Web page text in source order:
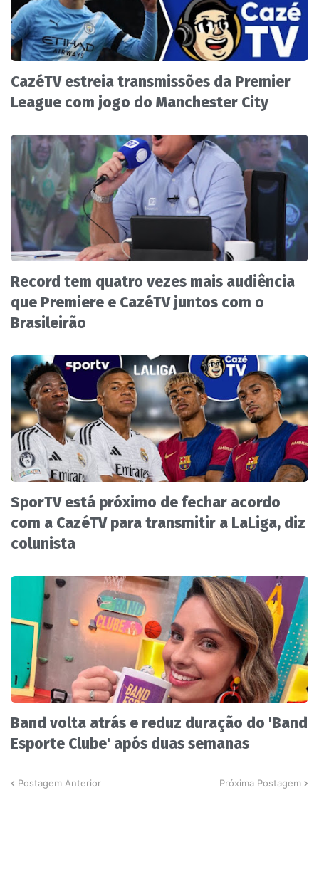
CazéTV estreia transmissões da Premier
League com jogo do Manchester City
Record tem quatro vezes mais audiência
que Premiere e CazéTV juntos com o
Brasileirão
SporTV está próximo de fechar acordo
com a CazéTV para transmitir a LaLiga, diz
colunista
Band volta atrás e reduz duração do 'Band
Esporte Clube' após duas semanas
Postagem Anterior Próxima Postagem